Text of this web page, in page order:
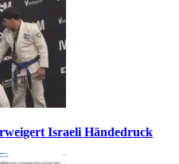
Israeli Händedruck